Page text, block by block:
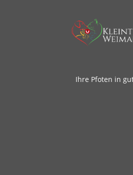
Ihre Pfoten in